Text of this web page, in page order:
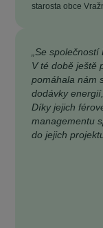
starosta obce
„Se
V té době ještě
pomáhala nám
dodávky
Díky jejich
managementu
do jejich